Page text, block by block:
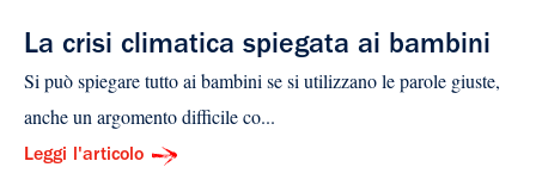
La crisi climatica spiegata ai bambini
Si può spiegare tutto ai bambini se si utilizzano le parole giuste,
anche un argomento difficile co...
Leggi l'articolo